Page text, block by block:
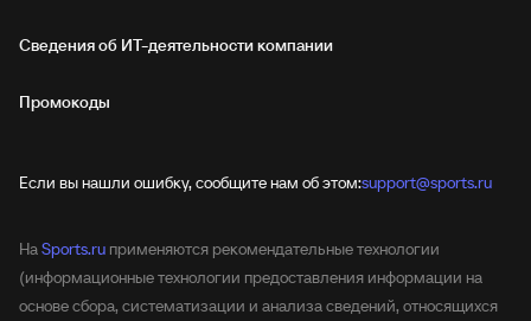
Сведения об ИТ‑деятельности компании
Промокоды
Если вы нашли ошибку, сообщите нам об этом:support@sports.ru
НаSports.ru применяются рекомендательные технологии
(информационные технологии предоставления информации на
основе сбора, систематизации и анализа сведений, относящихся